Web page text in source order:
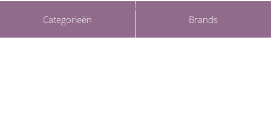
Categorieën Brands
Copyright © 2026 ParfumCenter.nl. All rights reserved.
INSTELLINGEN AANPASSEN